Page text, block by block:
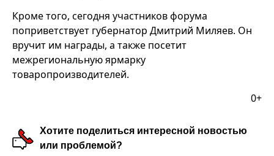
Кроме того, сегодня участников форума
поприветствует губернатор Дмитрий Миляев. Он
вручит им награды, а также посетит
межрегиональную ярмарку
товаропроизводителей.
0+
Хотите поделиться интересной новостью
или проблемой?